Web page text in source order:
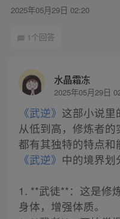
2025年05月29日 02:20
1个回答
水晶霜冻
2025年05月29日
《武逆》 这部小说里
从低到高，修炼者
都有其独特的特点
《武逆》 中的境界划
1. **武徒**：这是修
身体，增强体质。